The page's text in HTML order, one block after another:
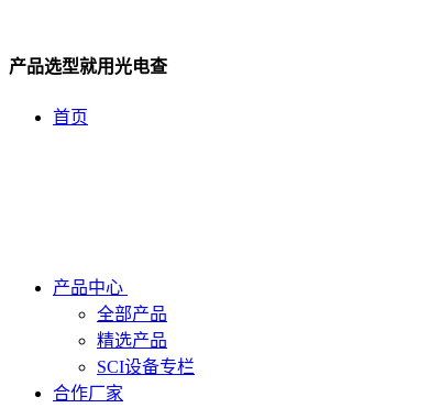
产品选型就用光电查
首页
产品中心
全部产品
精选产品
SCI设备专栏
合作厂家